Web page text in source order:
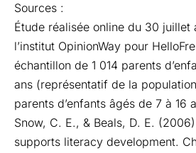
Sources :
Étude réalisée online du 30
l’institut OpinionWay pour
échantillon de 1 014 parents
ans (représentatif de la
parents d’enfants âgés de 7 à 16
Snow, C. E., & Beals, D. E.
supports literacy development.